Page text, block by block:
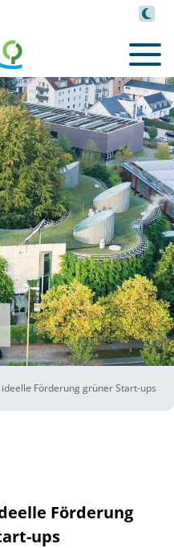
Förderung grüner Start-ups
Förderung
ups